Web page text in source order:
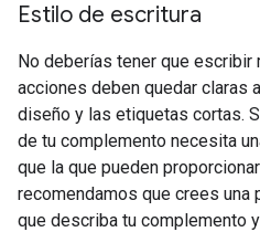
Estilo de escritura
No deberías tener que escribir
acciones deben quedar claras
diseño y las etiquetas cortas.
de tu complemento necesita
que la que pueden
recomendamos que crees una
que describa tu complemento